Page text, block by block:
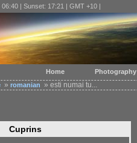
| Sunset: 17:21 | GMT +10 |
» romanian » esti numai tu...
Cuprins
Home Photography